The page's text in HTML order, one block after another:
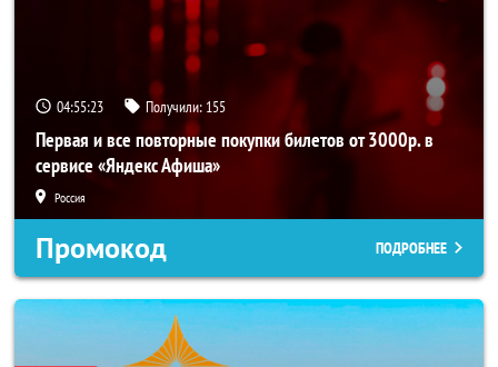
04:55:22 Получили: 155
Первая и все повторные покупки билетов от 3000р. в
сервисе «Яндекс Афиша»
Россия
Промокод ПОДРОБНЕЕ